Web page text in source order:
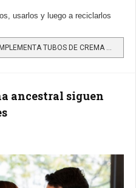
usarlos y luego a reciclarlos
ancestral siguen